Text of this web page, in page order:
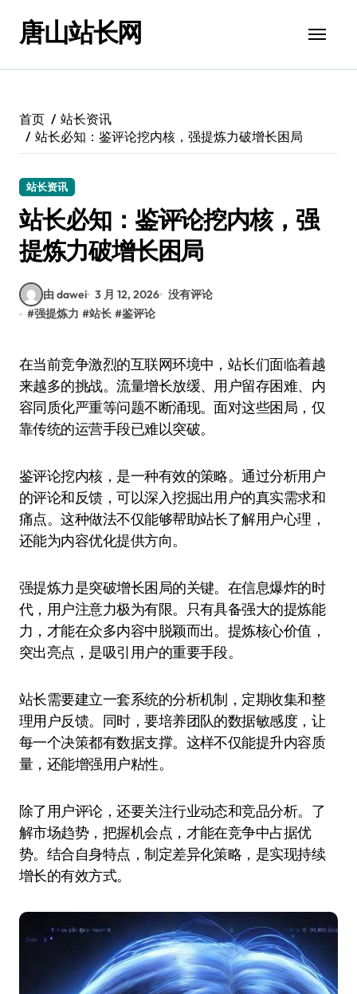
唐山站长网
首页
站长资讯
站长必知：鉴评论挖内核，强提炼力破增长困局
站长资讯
站长必知：鉴评论挖内核，强
提炼力破增长困局
由 dawei 3 月 12, 2026 没有评论
#强提炼力 #站长 #鉴评论
在当前竞争激烈的互联网环境中，站长们面临着越
来越多的挑战。流量增长放缓、用户留存困难、内
容同质化严重等问题不断涌现。面对这些困局，仅
靠传统的运营手段已难以突破。
鉴评论挖内核，是一种有效的策略。通过分析用户
的评论和反馈，可以深入挖掘出用户的真实需求和
痛点。这种做法不仅能够帮助站长了解用户心理，
还能为内容优化提供方向。
强提炼力是突破增长困局的关键。在信息爆炸的时
代，用户注意力极为有限。只有具备强大的提炼能
力，才能在众多内容中脱颖而出。提炼核心价值，
突出亮点，是吸引用户的重要手段。
站长需要建立一套系统的分析机制，定期收集和整
理用户反馈。同时，要培养团队的数据敏感度，让
每一个决策都有数据支撑。这样不仅能提升内容质
量，还能增强用户粘性。
除了用户评论，还要关注行业动态和竞品分析。了
解市场趋势，把握机会点，才能在竞争中占据优
势。结合自身特点，制定差异化策略，是实现持续
增长的有效方式。